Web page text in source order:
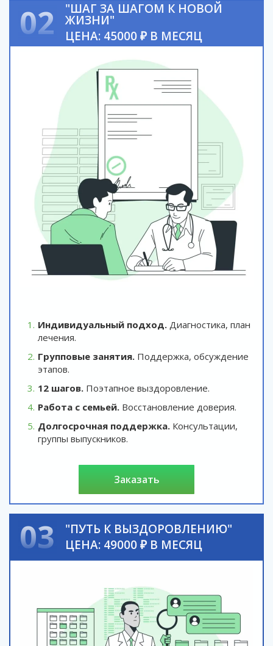
02 "ШАГ ЗА ШАГОМ К НОВОЙ
ЖИЗНИ"
ЦЕНА: 45000 ₽ В МЕСЯЦ
Индивидуальный подход. Диагностика, план
лечения.
Групповые занятия. Поддержка, обсуждение
этапов.
12 шагов. Поэтапное выздоровление.
Работа с семьей. Восстановление доверия.
Долгосрочная поддержка. Консультации,
группы выпускников.
заказать
03
"ПУТЬ К ВЫЗДОРОВЛЕНИЮ"
ЦЕНА: 49000 ₽ В МЕСЯЦ